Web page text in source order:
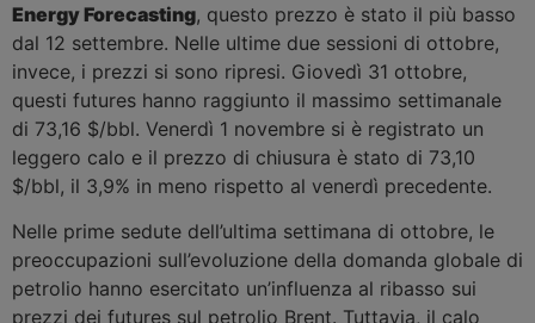
Energy Forecasting, questo prezzo è stato il più basso
dal 12 settembre. Nelle ultime due sessioni di ottobre,
invece, i prezzi si sono ripresi. Giovedì 31 ottobre,
questi futures hanno raggiunto il massimo settimanale
di 73,16 $/bbl. Venerdì 1 novembre si è registrato un
leggero calo e il prezzo di chiusura è stato di 73,10
$/bbl, il 3,9% in meno rispetto al venerdì precedente.
Nelle prime sedute dell’ultima settimana di ottobre, le
preoccupazioni sull’evoluzione della domanda globale di
petrolio hanno esercitato un’influenza al ribasso sui
prezzi dei futures sul petrolio Brent. Tuttavia, il calo